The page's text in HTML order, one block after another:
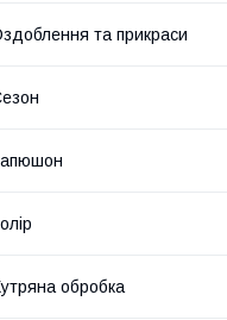
та прикраси
обробка